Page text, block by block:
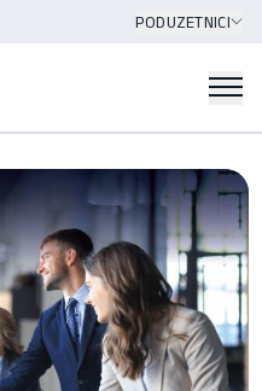
PODUZETNICI